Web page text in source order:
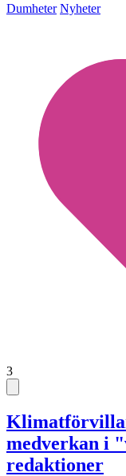
Dumheter Nyheter
3
medverkan i
redaktioner